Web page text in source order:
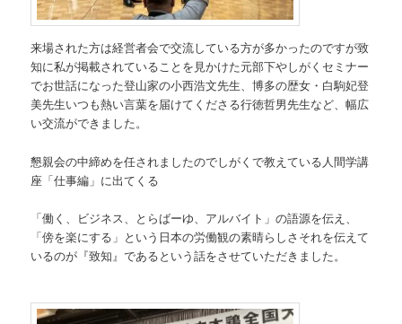
来場された方は経営者会で交流している方が多かったのですが致
知に私が掲載されていることを見かけた元部下やしがくセミナー
でお世話になった登山家の小西浩文先生、博多の歴女・白駒妃登
美先生いつも熱い言葉を届けてくださる行徳哲男先生など、幅広
い交流ができました。
懇親会の中締めを任されましたのでしがくで教えている人間学講
座「仕事編」に出てくる
「働く、ビジネス、とらばーゆ、アルバイト」の語源を伝え、
「傍を楽にする」という日本の労働観の素晴らしさそれを伝えて
いるのが『致知』であるという話をさせていただきました。